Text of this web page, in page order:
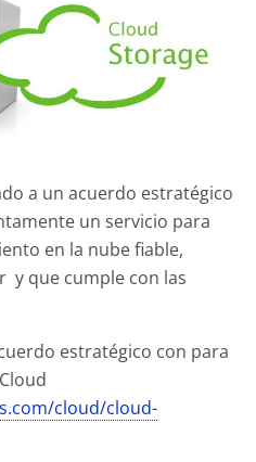
a un acuerdo estratégico
un servicio para
en la nube fiable,
y que cumple con las
estratégico con para
cloud/cloud-